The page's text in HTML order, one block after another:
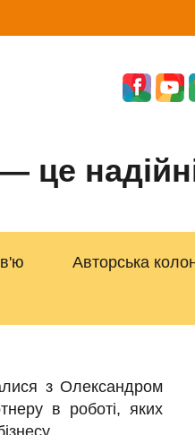
це
Авторська
з Олександром
в роботі, яких